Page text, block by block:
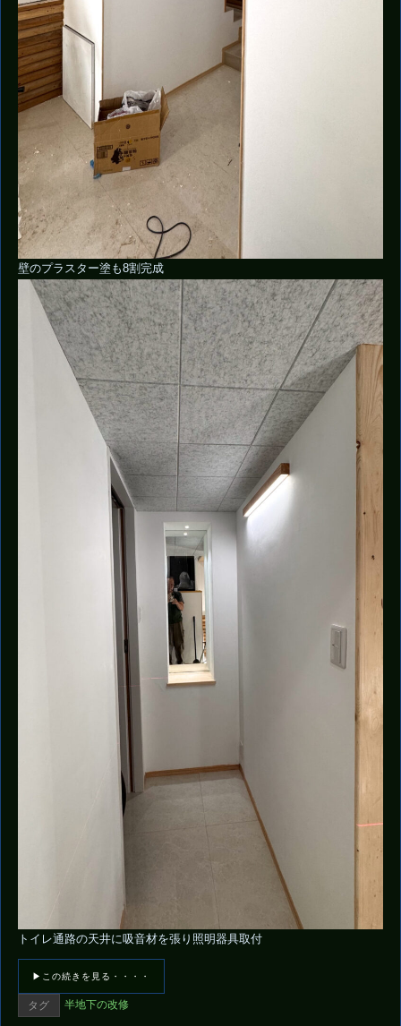
壁のプラスター塗も8割完成
トイレ通路の天井に吸音材を張り照明器具取付
▶この続きを見る・・・・
タグ 半地下の改修